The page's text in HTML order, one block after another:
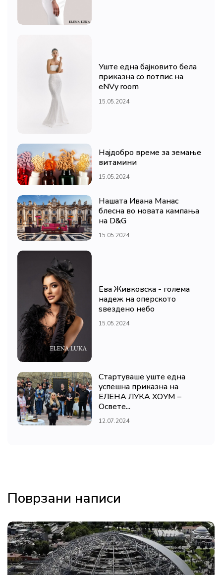
Уште една бајковито бела
приказна со потпис на
eNVy room
15.05.2024
Најдобро време за земање
витамини
15.05.2024
Нашата Ивана Манас
блесна во новата кампања
на D&G
15.05.2024
Ева Живковска - голема
надеж на оперското
ѕвездено небо
15.05.2024
Стартуваше уште една
успешна приказна на
ЕЛЕНА ЛУКА ХОУМ –
Освете...
12.07.2024
Поврзани написи